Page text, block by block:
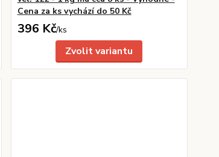
Cena za ks vychází do 50 Kč
396 Kč/ks
Zvolit variantu